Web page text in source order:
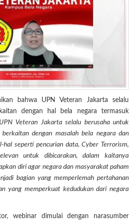
bahwa UPN Veteran Jakarta selalu
dengan hal bela negara termasuk
Veteran Jakarta selalu berusaha untuk
dengan masalah bela negara dan
hal seperti pencurian data, Cyber Terrorism,
untuk dibicarakan, dalam kaitanya
diri agar negara dan masyarakat paham
bagian yang memperlemah pertahanan
yang memperkuat kedudukan dari negara
webinar dimulai dengan narasumber